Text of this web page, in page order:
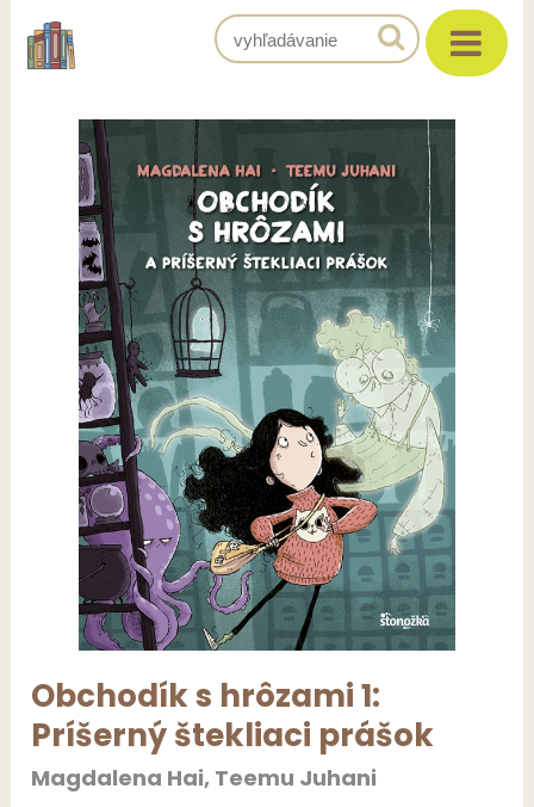
Obchodík s hrôzami 1:
Príšerný štekliaci prášok
Magdalena Hai, Teemu Juhani